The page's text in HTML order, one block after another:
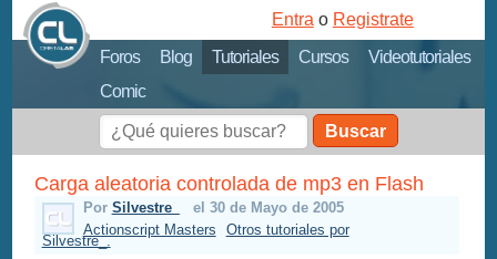
Foros Blog Tutoriales Cursos
Videotutoriales
Comic
Entra o Registrate
Buscar
Carga aleatoria controlada de mp3 en Flash
Por Silvestre_
el 30 de Mayo de 2005
Actionscript Masters
Otros tutoriales por
Silvestre_.